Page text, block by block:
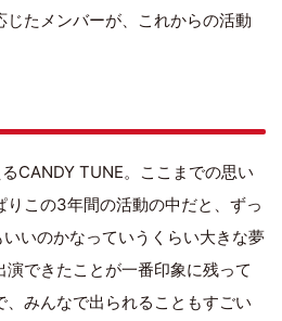
たメンバーが、これからの活動
CANDY TUNE。ここまでの思い
りこの3年間の活動の中だと、ずっ
いのかなっていうくらい大きな夢
できたことが一番印象に残って
みんなで出られることもすごい